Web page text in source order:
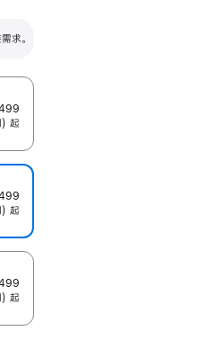
求。
起
起
起